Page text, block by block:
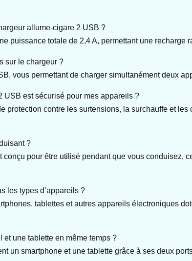
allume-cigare 2 USB ?
puissance totale de 2,4 A, permettant une recharge
sur le chargeur ?
vous permettant de charger simultanément deux
USB est sécurisé pour mes appareils ?
protection contre les surtensions, la surchauffe et
?
pour être utilisé pendant que vous conduisez,
les types d’appareils ?
tablettes et autres appareils électroniques
une tablette en même temps ?
un smartphone et une tablette grâce à ses deux